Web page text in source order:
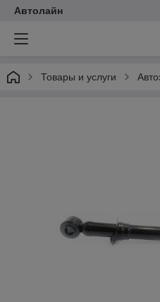
Автолайн
Товары и услуги